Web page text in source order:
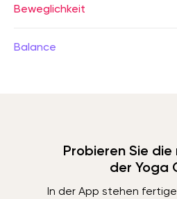
Beweglichkeit
Balance
Probieren Sie
der Yoga
In der App stehen